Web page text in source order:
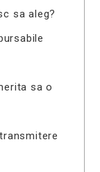
sa aleg?
sa o